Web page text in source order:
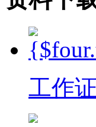
工作